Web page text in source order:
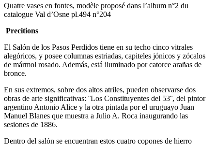
Quatre vases en fontes, modèle proposé dans l’album n°2 du
catalogue Val d’Osne pl.494 n°204
Precitions
El Salón de los Pasos Perdidos tiene en su techo cinco vitrales
alegóricos, y posee columnas estriadas, capiteles jónicos y zócalos
de mármol rosado. Además, está iluminado por catorce arañas de
bronce.
En sus extremos, sobre dos altos atriles, pueden observarse dos
obras de arte significativas: ¨Los Constituyentes del 53¨, del pintor
argentino Antonio Alice y la otra pintada por el uruguayo Juan
Manuel Blanes que muestra a Julio A. Roca inaugurando las
sesiones de 1886.
Dentro del salón se encuentran estos cuatro copones de hierro